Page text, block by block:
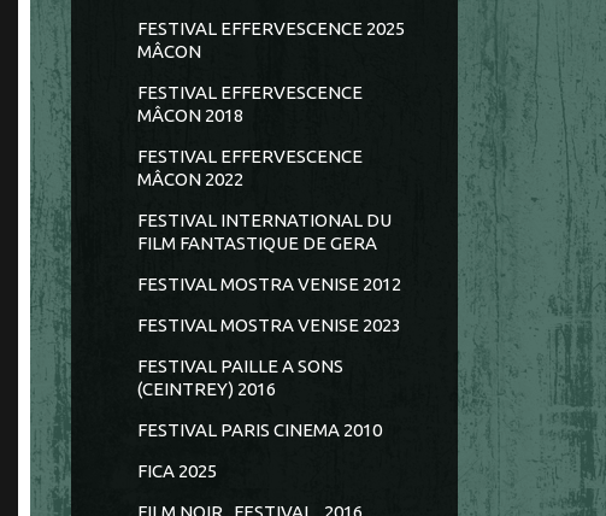
FESTIVAL EFFERVESCENCE 2025
MÂCON
FESTIVAL EFFERVESCENCE
MÂCON 2018
FESTIVAL EFFERVESCENCE
MÂCON 2022
FESTIVAL INTERNATIONAL DU
FILM FANTASTIQUE DE GERA
FESTIVAL MOSTRA VENISE 2012
FESTIVAL MOSTRA VENISE 2023
FESTIVAL PAILLE A SONS
(CEINTREY) 2016
FESTIVAL PARIS CINEMA 2010
FICA 2025